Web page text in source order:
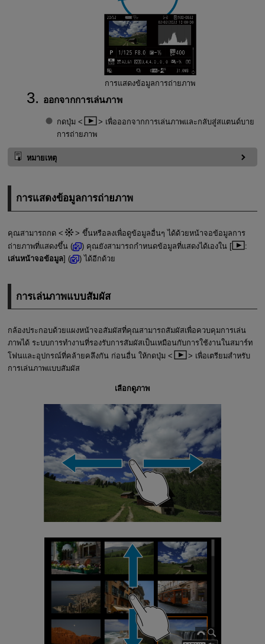
การแสดงข้อมูลการถ่ายภาพ
ออกจากการเล่นภาพ
กดปุ่ม
เพื่อออกจากการเล่นภาพและกลับสู่สแตนด์บาย
การถ่ายภาพ
หมายเหตุ
การแสดงข้อมูลการถ่ายภาพ
คุณสามารถกด
ขึ้นหรือลงเพื่อดูข้อมูลอื่นๆ ได้ด้วยหน้าจอข้อมูลการ
ถ่ายภาพที่แสดงขึ้น (
) คุณยังสามารถกำหนดข้อมูลที่แสดงได้เองใน [
:
เล่นหน้าจอข้อมูล] ( ) ได้อีกด้วย
การเล่นภาพแบบสัมผัส
กล้องประกอบด้วยแผงหน้าจอสัมผัสที่คุณสามารถสัมผัสเพื่อควบคุมการเล่น
ภาพได้ ระบบการทำงานที่รองรับการสัมผัสเป็นเหมือนกับการใช้งานในสมาร์ท
โฟนและอุปกรณ์ที่คล้ายคลึงกัน ก่อนอื่น ให้กดปุ่ม
เพื่อเตรียมสำหรับ
การเล่นภาพแบบสัมผัส
เลือกดูภาพ